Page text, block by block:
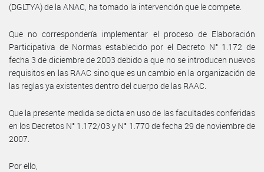
(DGLTYA) de la ANAC, ha tomado la intervención que le compete.
Que no correspondería implementar el proceso de Elaboración
Participativa de Normas establecido por el Decreto N° 1.172 de
fecha 3 de diciembre de 2003 debido a que no se introducen nuevos
requisitos en las RAAC sino que es un cambio en la organización de
las reglas ya existentes dentro del cuerpo de las RAAC.
Que la presente medida se dicta en uso de las facultades conferidas
en los Decretos N° 1.172/03 y N° 1.770 de fecha 29 de noviembre de
2007.
Por ello,